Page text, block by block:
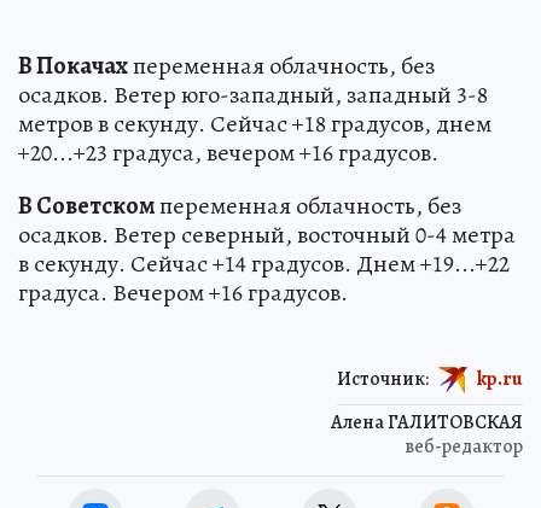
В Покачахпеременная облачность, без
осадков. Ветер юго-западный, западный 3-8
метров в секунду. Сейчас +18 градусов, днем
+20...+23 градуса, вечером +16 градусов.
В Советскомпеременная облачность, без
осадков. Ветер северный, восточный 0-4 метра
в секунду. Сейчас +14 градусов. Днем +19...+22
градуса. Вечером +16 градусов.
Алена ГАЛИТОВСКАЯ
веб-редактор
Источник: kp.ru